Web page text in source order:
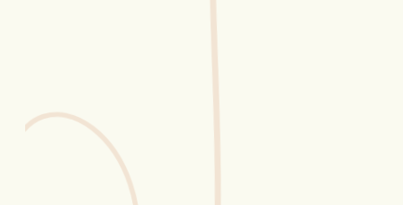
Blüten-Finder
Phänologie-Radar